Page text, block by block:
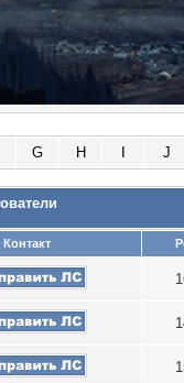
G H J
Контакт